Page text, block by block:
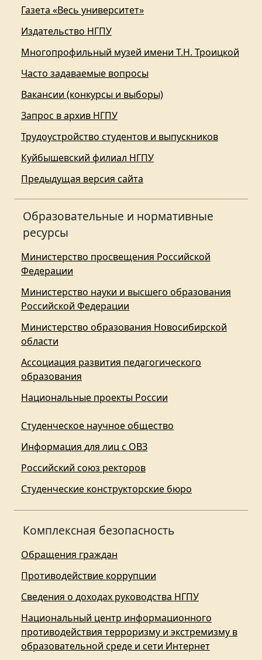
Газета «Весь университет»
Издательство НГПУ
Многопрофильный музей имени Т.Н. Троицкой
Часто задаваемые вопросы
Вакансии (конкурсы и выборы)
Запрос в архив НГПУ
Трудоустройство студентов и выпускников
Куйбышевский филиал НГПУ
Предыдущая версия сайта
Образовательные и нормативные
ресурсы
Министерство просвещения Российской
Федерации
Министерство науки и высшего образования
Российской Федерации
Министерство образования Новосибирской
области
Ассоциация развития педагогического
образования
Национальные проекты России
Студенческое научное общество
Информация для лиц с ОВЗ
Российский союз ректоров
Студенческие конструкторские бюро
Комплексная безопасность
Обращения граждан
Противодействие коррупции
Сведения о доходах руководства НГПУ
Национальный центр информационного
противодействия терроризму и экстремизму в
образовательной среде и сети Интернет